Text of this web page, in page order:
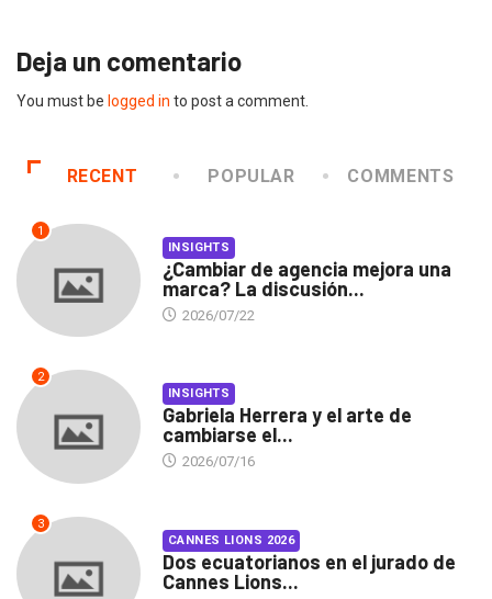
Deja un comentario
You must be logged in to post a comment.
RECENT POPULAR COMMENTS
1
INSIGHTS
¿Cambiar de agencia mejora una
marca? La discusión...
2026/07/22
2
INSIGHTS
Gabriela Herrera y el arte de
cambiarse el...
2026/07/16
3
CANNES LIONS 2026
Dos ecuatorianos en el jurado de
Cannes Lions...